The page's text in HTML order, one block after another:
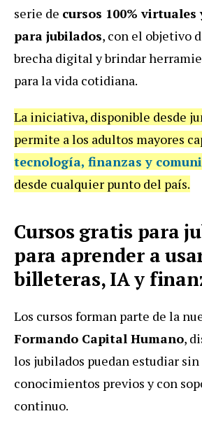
serie de cursos 100%
para jubilados, con el objetivo
brecha digital y brindar
para la vida cotidiana.
La iniciativa, disponible desde
permite a los adultos mayores
tecnología, finanzas y
desde cualquier punto del país.
Cursos gratis para
para aprender a
billeteras, IA y
Los cursos forman parte de la
Formando Capital Humano,
los jubilados puedan estudiar
conocimientos previos y con
continuo.